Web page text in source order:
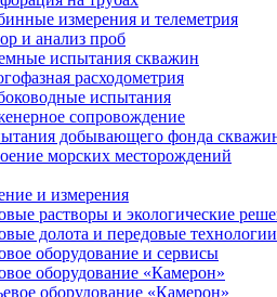
измерения и телеметрия
и анализ проб
испытания скважин
расходометрия
испытания
сопровождение
добывающего фонда
морских месторождений
и измерения
растворы и экологические
долота и передовые технологии
оборудование и сервисы
оборудование «Камерон»
оборудование «Камерон»